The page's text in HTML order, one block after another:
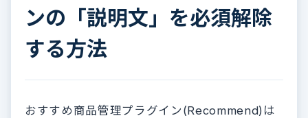
ンの「説明文」を必須解除
する方法
おすすめ商品管理プラグイン(Recommend)は